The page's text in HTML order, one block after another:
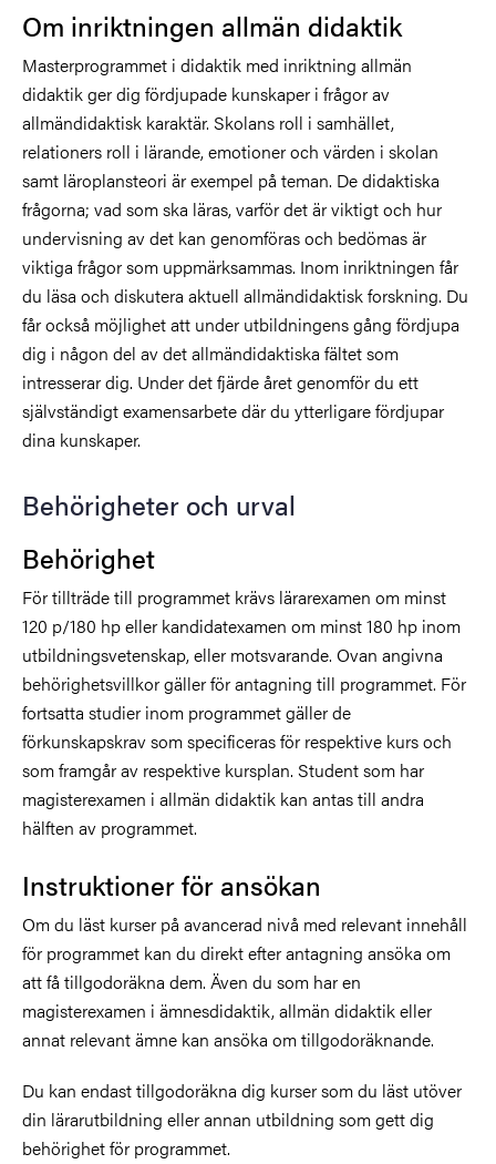
Om inriktningen allmän didaktik
Masterprogrammet i didaktik med inriktning allmän
didaktik ger dig fördjupade kunskaper i frågor av
allmändidaktisk karaktär. Skolans roll i samhället,
relationers roll i lärande, emotioner och värden i skolan
samt läroplansteori är exempel på teman. De didaktiska
frågorna; vad som ska läras, varför det är viktigt och hur
undervisning av det kan genomföras och bedömas är
viktiga frågor som uppmärksammas. Inom inriktningen får
du läsa och diskutera aktuell allmändidaktisk forskning. Du
får också möjlighet att under utbildningens gång fördjupa
dig i någon del av det allmändidaktiska fältet som
intresserar dig. Under det fjärde året genomför du ett
självständigt examensarbete där du ytterligare fördjupar
dina kunskaper.
Behörigheter och urval
Behörighet
För tillträde till programmet krävs lärarexamen om minst
120 p/180 hp eller kandidatexamen om minst 180 hp inom
utbildningsvetenskap, eller motsvarande. Ovan angivna
behörighetsvillkor gäller för antagning till programmet. För
fortsatta studier inom programmet gäller de
förkunskapskrav som specificeras för respektive kurs och
som framgår av respektive kursplan. Student som har
magisterexamen i allmän didaktik kan antas till andra
hälften av programmet.
Instruktioner för ansökan
Om du läst kurser på avancerad nivå med relevant innehåll
för programmet kan du direkt efter antagning ansöka om
att få tillgodoräkna dem. Även du som har en
magisterexamen i ämnesdidaktik, allmän didaktik eller
annat relevant ämne kan ansöka om tillgodoräknande.
Du kan endast tillgodoräkna dig kurser som du läst utöver
din lärarutbildning eller annan utbildning som gett dig
behörighet för programmet.